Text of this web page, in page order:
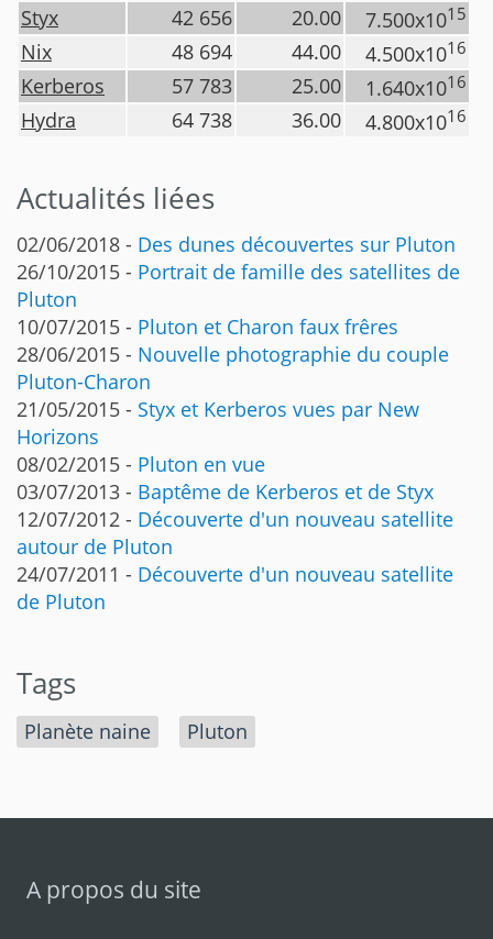
Styx 42 656 20.00 7.500x1015
Nix 48 694 44.00 4.500x1016
Kerberos 57 783 25.00 1.640x1016
Hydra 64 738 36.00 4.800x1016
Actualités liées
02/06/2018 - Des dunes découvertes sur Pluton
26/10/2015 - Portrait de famille des satellites de
Pluton
10/07/2015 - Pluton et Charon faux frêres
28/06/2015 - Nouvelle photographie du couple
Pluton-Charon
21/05/2015 - Styx et Kerberos vues par New
Horizons
08/02/2015 - Pluton en vue
03/07/2013 - Baptême de Kerberos et de Styx
12/07/2012 - Découverte d'un nouveau satellite
autour de Pluton
24/07/2011 - Découverte d'un nouveau satellite
de Pluton
Tags
Planète naine Pluton
A propos du site